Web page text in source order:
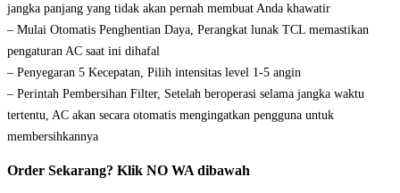
jangka panjang yang tidak akan pernah membuat Anda khawatir
– Mulai Otomatis Penghentian Daya, Perangkat lunak TCL memastikan
pengaturan AC saat ini dihafal
– Penyegaran 5 Kecepatan, Pilih intensitas level 1-5 angin
– Perintah Pembersihan Filter, Setelah beroperasi selama jangka waktu
tertentu, AC akan secara otomatis mengingatkan pengguna untuk
membersihkannya
Order Sekarang? Klik NO WA dibawah